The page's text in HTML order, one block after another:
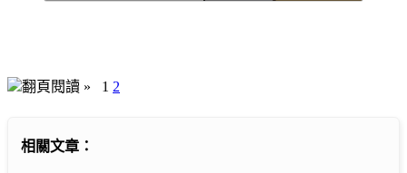
翻頁閱讀 » 1 2
相關文章：